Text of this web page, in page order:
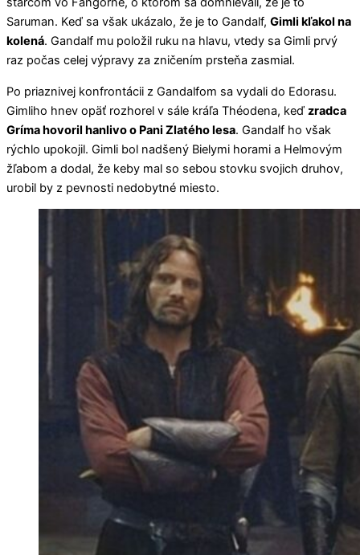
Saruman. Keď sa však ukázalo, že je to Gandalf, Gimli kľakol na
kolená. Gandalf mu položil ruku na hlavu, vtedy sa Gimli prvý
raz počas celej výpravy za zničením prsteňa zasmial.
Po priaznivej konfrontácii z Gandalfom sa vydali do Edorasu.
Gimliho hnev opäť rozhorel v sále kráľa Théodena, keď zradca
Gríma hovoril hanlivo o Pani Zlatého lesa. Gandalf ho však
rýchlo upokojil. Gimli bol nadšený Bielymi horami a Helmovým
žľabom a dodal, že keby mal so sebou stovku svojich druhov,
urobil by z pevnosti nedobytné miesto.